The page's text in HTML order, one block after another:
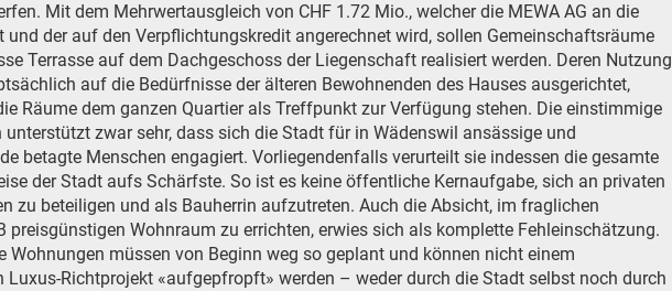
Mit dem Mehrwertausgleich von CHF 1.72 Mio., welcher die MEWA AG an die
und der auf den Verpflichtungskredit angerechnet wird, sollen Gemeinschaftsräume
Terrasse auf dem Dachgeschoss der Liegenschaft realisiert werden. Deren Nutzung
auf die Bedürfnisse der älteren Bewohnenden des Hauses ausgerichtet,
Räume dem ganzen Quartier als Treffpunkt zur Verfügung stehen. Die einstimmige
unterstützt zwar sehr, dass sich die Stadt für in Wädenswil ansässige und
betagte Menschen engagiert. Vorliegendenfalls verurteilt sie indessen die gesamte
der Stadt aufs Schärfste. So ist es keine öffentliche Kernaufgabe, sich an privaten
zu beteiligen und als Bauherrin aufzutreten. Auch die Absicht, im fraglichen
preisgünstigen Wohnraum zu errichten, erwies sich als komplette Fehleinschätzung.
Wohnungen müssen von Beginn weg so geplant und können nicht einem
Luxus-Richtprojekt «aufgepfropft» werden – weder durch die Stadt selbst noch durch